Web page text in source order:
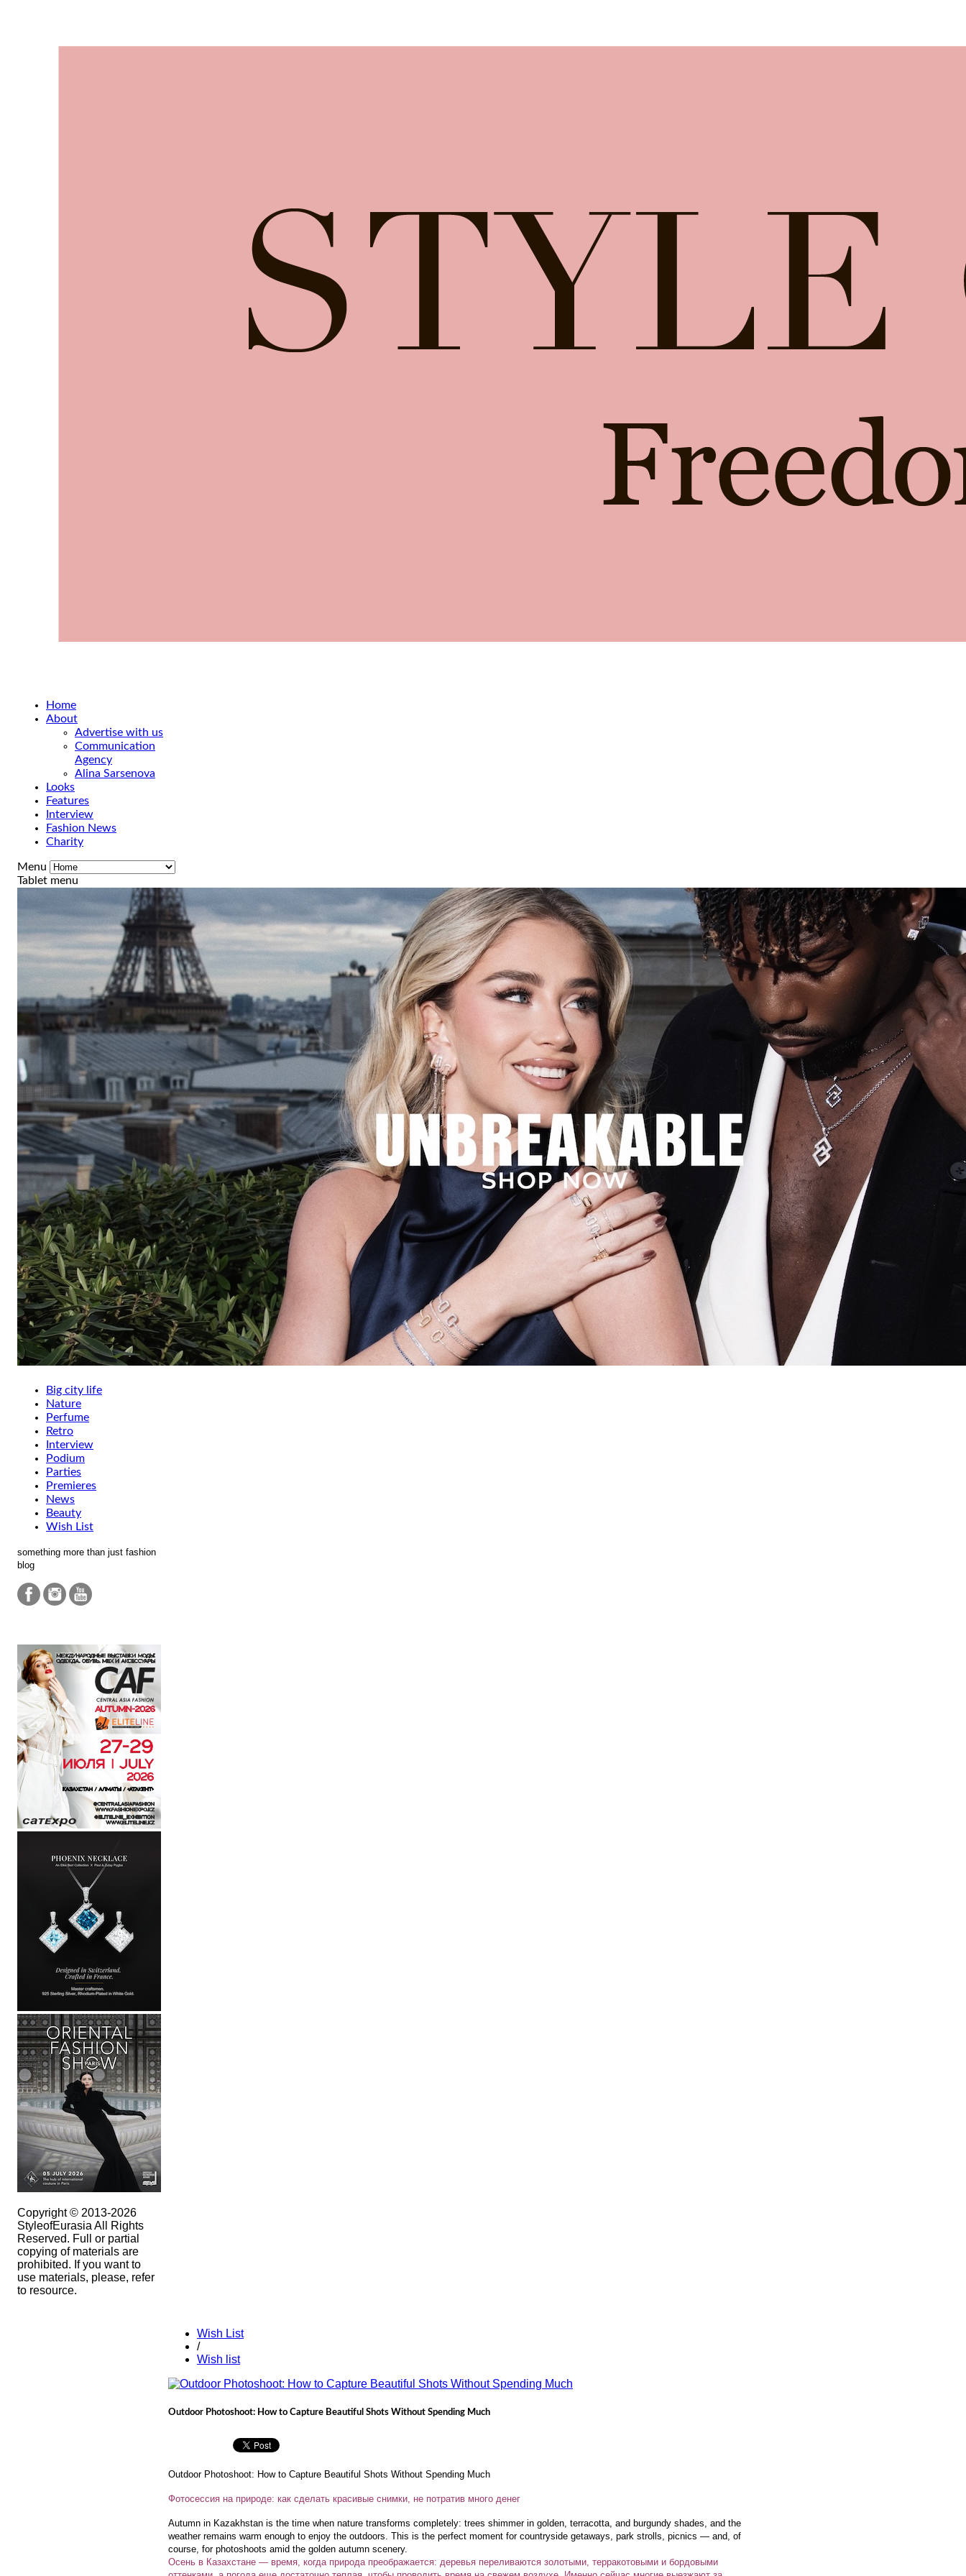
Home
About
Advertise with us
Communication
Agency
Alina Sarsenova
Looks
Features
Interview
Fashion News
Charity
Menu
Tablet menu
Big city life
Nature
Perfume
Retro
Interview
Podium
Parties
Premieres
News
Beauty
Wish List
something more than just fashion
blog
Copyright © 2013-2026
StyleofEurasia All Rights
Reserved. Full or partial
copying of materials are
prohibited. If you want to
use materials, please, refer
to resource.
Wish List
/
Wish list
Outdoor Photoshoot: How to Capture Beautiful Shots Without Spending Much
Outdoor Photoshoot: How to Capture Beautiful Shots Without Spending Much
Фотосессия на природе: как сделать красивые снимки, не потратив много денег
Autumn in Kazakhstan is the time when nature transforms completely: trees shimmer in golden, terracotta, and burgundy shades, and the
weather remains warm enough to enjoy the outdoors. This is the perfect moment for countryside getaways, park strolls, picnics — and, of
course, for photoshoots amid the golden autumn scenery.
Осень в Казахстане — время, когда природа преображается: деревья переливаются золотыми, терракотовыми и бордовыми